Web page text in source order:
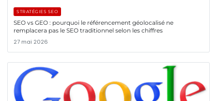
STRATÉGIES SEO
SEO vs GEO : pourquoi le référencement géolocalisé ne
remplacera pas le SEO traditionnel selon les chiffres
27 mai 2026